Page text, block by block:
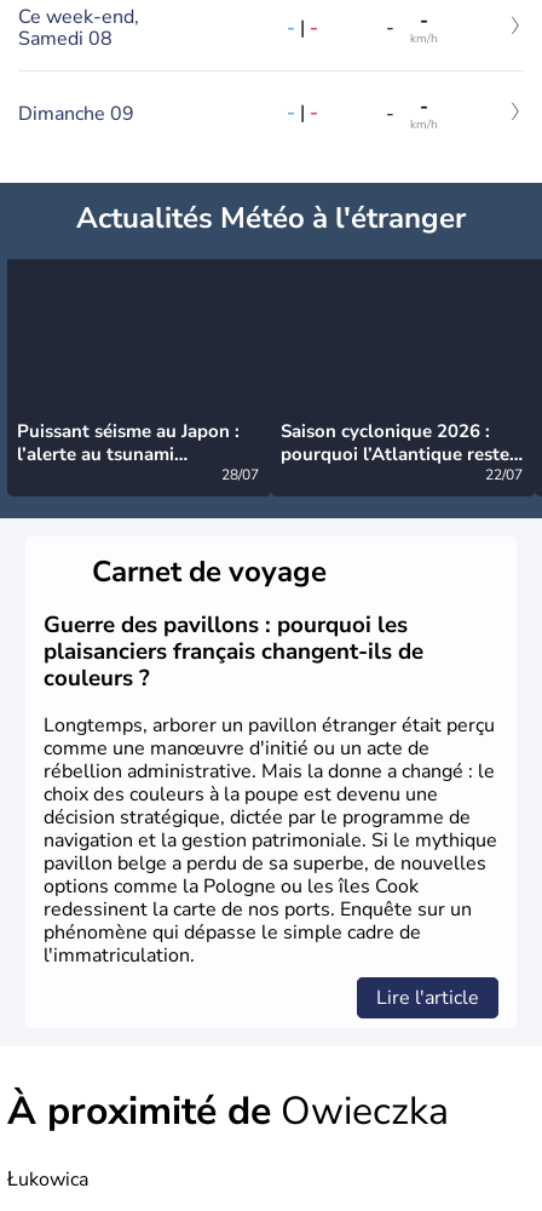
Ce week-end,
Samedi 08
- | - - -
km/h
Dimanche 09 - | - - -
km/h
Actualités Météo à l'étranger
Puissant séisme au Japon :
l’alerte au tsunami
28/07
Saison cyclonique 2026 :
pourquoi l’Atlantique reste
22/07
Carnet de voyage
Guerre des pavillons : pourquoi les
plaisanciers français changent-ils de
couleurs ?
Longtemps, arborer un pavillon étranger était perçu
comme une manœuvre d'initié ou un acte de
rébellion administrative. Mais la donne a changé : le
choix des couleurs à la poupe est devenu une
décision stratégique, dictée par le programme de
navigation et la gestion patrimoniale. Si le mythique
pavillon belge a perdu de sa superbe, de nouvelles
options comme la Pologne ou les îles Cook
redessinent la carte de nos ports. Enquête sur un
phénomène qui dépasse le simple cadre de
l'immatriculation.
Lire l'article
À proximité de Owieczka
Łukowica